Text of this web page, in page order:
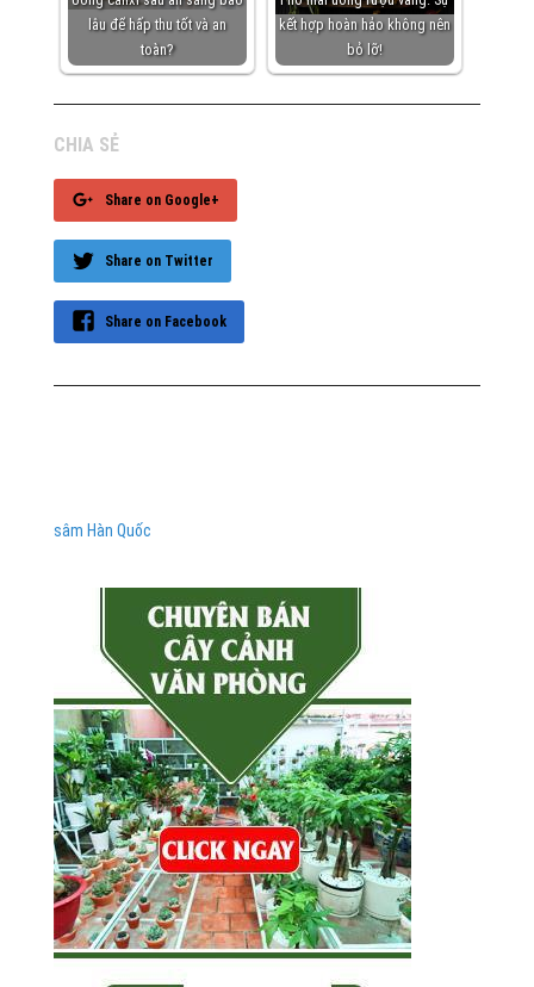
lâu để hấp thu tốt và an
toàn?
kết hợp hoàn hảo không nên
bỏ lỡ!
CHIA SẺ
Share on Google+
Share on Twitter
Share on Facebook
sâm Hàn Quốc